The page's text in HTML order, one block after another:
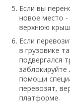
Если вы
новое место -
верхнюю
Если
в грузовике
подвергался
помощи
перевозят,
платформе.